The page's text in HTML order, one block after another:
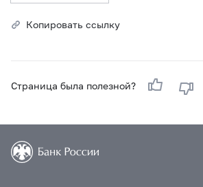
Копировать ссылку
Страница была полезной?